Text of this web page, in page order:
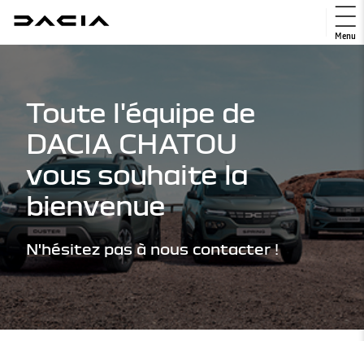
Menu
Toute l'équipe de
DACIA CHATOU
vous souhaite la
bienvenue
N'hésitez pas à nous contacter !